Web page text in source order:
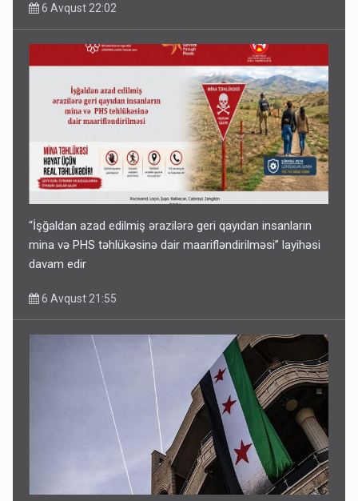
6 Avqust 22:02
“İşğaldan azad edilmiş ərazilərə geri qayıdan insanların
mina və PHS təhlükəsinə dair maarifləndirilməsi” layihəsi
davam edir
6 Avqust 21:55